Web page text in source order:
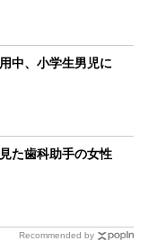
中、小学生男児に
た歯科助手の女性
Recommended by